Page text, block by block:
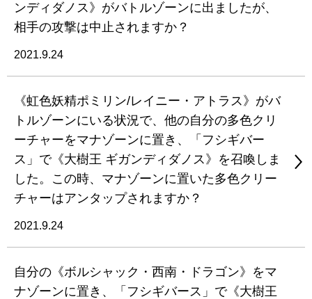
ンディダノス》がバトルゾーンに出ましたが、
相手の攻撃は中止されますか？
2021.9.24
《虹色妖精ポミリン/レイニー・アトラス》がバ
トルゾーンにいる状況で、他の自分の多色クリ
ーチャーをマナゾーンに置き、「フシギバー
ス」で《大樹王 ギガンディダノス》を召喚しま
した。この時、マナゾーンに置いた多色クリー
チャーはアンタップされますか？
2021.9.24
自分の《ボルシャック・西南・ドラゴン》をマ
ナゾーンに置き、「フシギバース」で《大樹王